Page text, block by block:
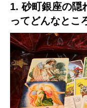
1. 砂町銀座の隠
ってどんなとこ